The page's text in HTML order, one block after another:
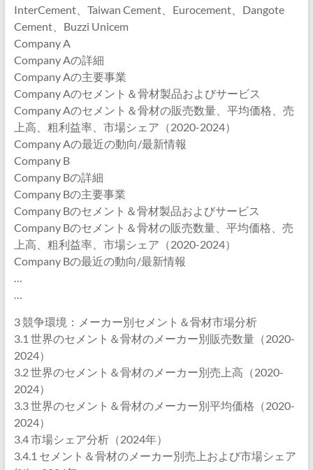
InterCement、Taiwan Cement、Eurocement、Dangote
Cement、Buzzi Unicem
Company A
Company Aの詳細
Company Aの主要事業
Company Aのセメント＆骨材製品およびサービス
Company Aのセメント＆骨材の販売数量、平均価格、売
上高、粗利益率、市場シェア（2020-2024）
Company Aの最近の動向/最新情報
Company B
Company Bの詳細
Company Bの主要事業
Company Bのセメント＆骨材製品およびサービス
Company Bのセメント＆骨材の販売数量、平均価格、売
上高、粗利益率、市場シェア（2020-2024）
Company Bの最近の動向/最新情報
…
…
3 競争環境：メーカー別セメント＆骨材市場分析
3.1 世界のセメント＆骨材のメーカー別販売数量（2020-
2024）
3.2 世界のセメント＆骨材のメーカー別売上高（2020-
2024）
3.3 世界のセメント＆骨材のメーカー別平均価格（2020-
2024）
3.4 市場シェア分析（2024年）
3.4.1 セメント＆骨材のメーカー別売上および市場シェア